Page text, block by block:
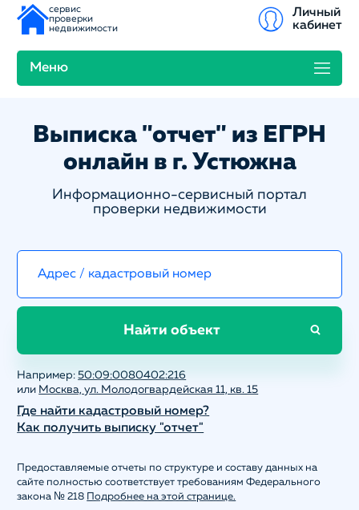
сервис
проверки
недвижимости
Меню
Личный
кабинет
Выписка "отчет" из ЕГРН
онлайн в г. Устюжна
Информационно-сервисный портал
проверки недвижимости
Найти объект
Например:50:09:0080402:216
или Москва, ул. Молодогвардейская 11, кв. 15
Где найти кадастровый номер?
Как получить выписку "отчет"
Предоставляемые отчеты по структуре и составу данных на
сайте полностью соответствует требованиям Федерального
закона № 218 Подробнее на этой странице.